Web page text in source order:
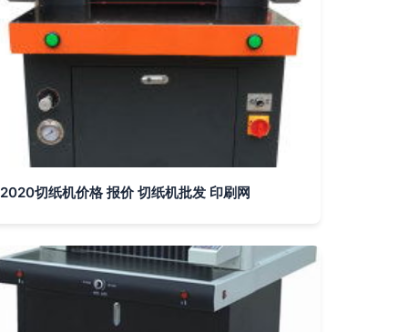
2020切纸机价格 报价 切纸机批发 印刷网